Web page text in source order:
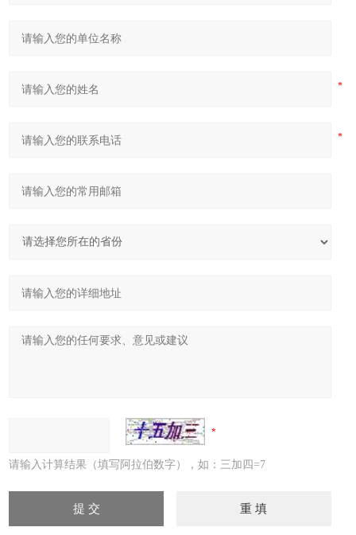
请输入计算结果（填写阿拉伯数字），如：三加四=7